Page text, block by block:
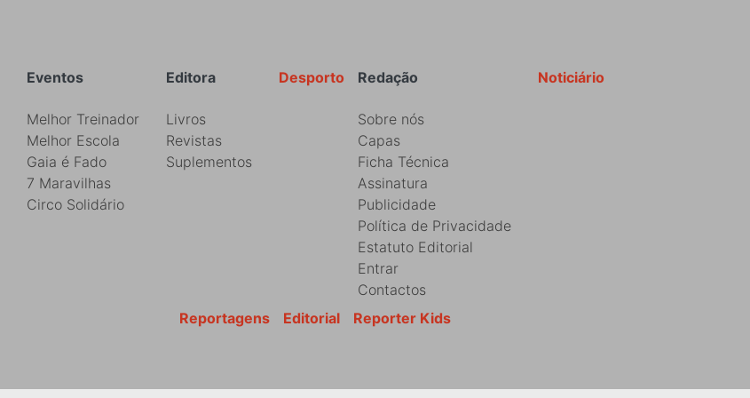
Rodapé Noticiário
Redação
Sobre nós
Capas
Ficha Técnica
Assinatura
Publicidade
Política de Privacidade
Estatuto Editorial
Entrar
Contactos
Desporto
Editora
Livros
Revistas
Suplementos
Eventos
Melhor Treinador
Melhor Escola
Gaia é Fado
7 Maravilhas
Circo Solidário
Reporter Kids
Editorial
Reportagens